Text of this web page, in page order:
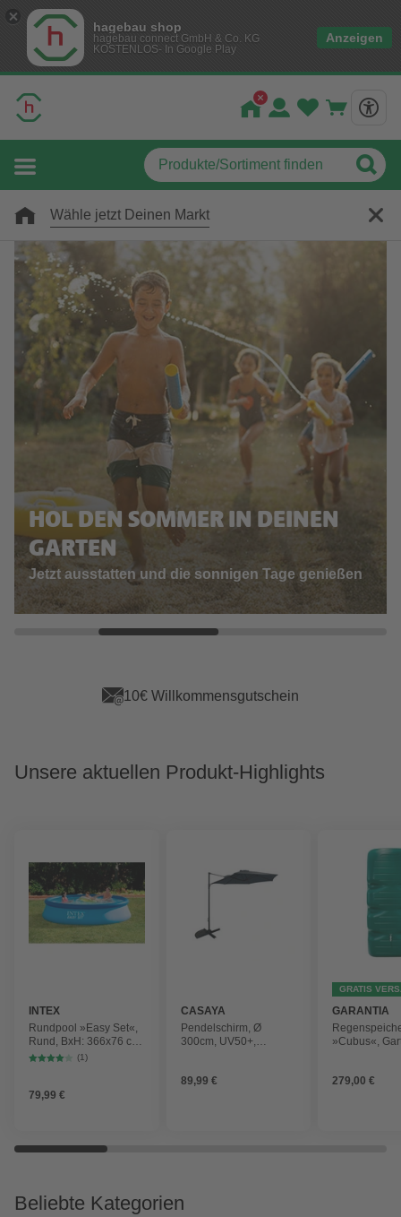
hagebau shop
hagebau connect GmbH & Co. KG
KOSTENLOS- In Google Play
Anzeigen
Wähle jetzt Deinen Markt
HOL DEN SOMMER IN DEINEN
GARTEN
Jetzt ausstatten und die sonnigen Tage genießen
App Vorteile sichern
Unsere aktuellen Produkt-Highlights
INTEX
Rundpool »Easy Set«,
Rund, BxH: 366x76 cm,
blau
(1)
79,99 €
CASAYA
Pendelschirm, Ø
300cm, UV50+,
89,99 €
GRATIS
GARANTIA
»Cubus«,
279,00 €
Beliebte Kategorien